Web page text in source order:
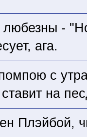
любезны -
ага.
с
ставит на
Плэйбой,